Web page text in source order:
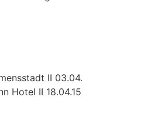
II 03.04.
Hotel II 18.04.15